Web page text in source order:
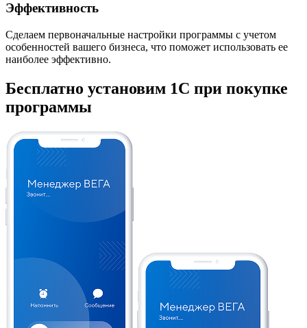
Эффективность
Сделаем первоначальные настройки программы с учетом
особенностей вашего бизнеса, что поможет использовать ее
наиболее эффективно.
Бесплатно установим 1С при покупке
программы